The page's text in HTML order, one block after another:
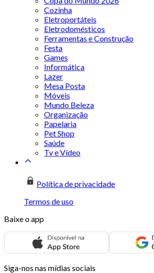
Cozinha
Eletroportáteis
Eletrodomésticos
Ferramentas e Construção
Festa
Games
Informática
Lazer
Mesa Posta
Móveis
Mundo Beleza
Organização
Papelaria
Pet Shop
Saúde
Tv e Vídeo
Política de privacidade
Termos de uso
Baixe o app
Siga-nos nas mídias sociais